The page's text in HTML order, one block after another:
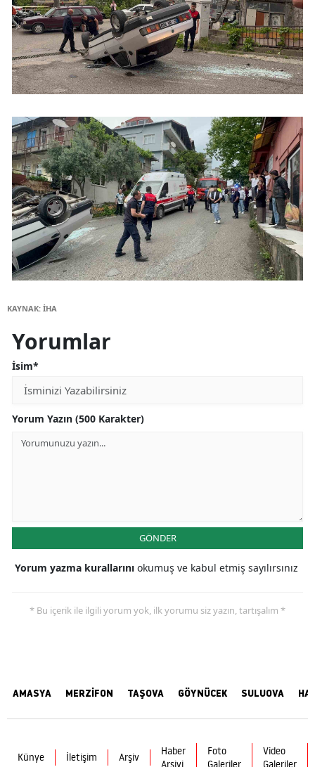
KAYNAK: İHA
Yorumlar
İsim*
Yorum Yazın (500 Karakter)
GÖNDER
Yorum yazma kurallarını okumuş ve kabul etmiş sayılırsınız
* Bu içerik ile ilgili yorum yok, ilk yorumu siz yazın, tartışalım *
AMASYA MERZİFON TAŞOVA GÖYNÜCEK SULUOVA
Künye İletişim Arşiv
Haber
Arşivi
Foto
Galeriler
Video
Galeriler